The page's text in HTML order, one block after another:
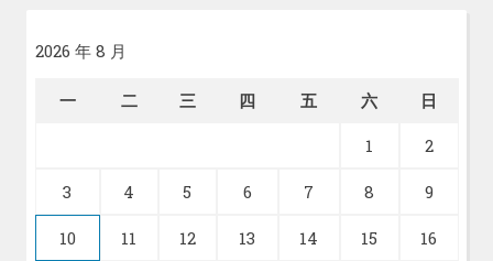
2026 年 8 月
一 二 三 四 五 六 日
1 2
3 4 5 6 7 8 9
10 11 12 13 14 15 16